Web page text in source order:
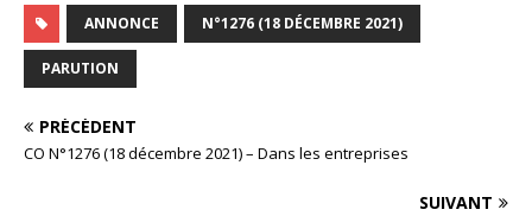
ANNONCE N°1276 (18 DÉCEMBRE 2021)
PARUTION
PRÉCÉDENT
CO N°1276 (18 décembre 2021) – Dans les entreprises
SUIVANT